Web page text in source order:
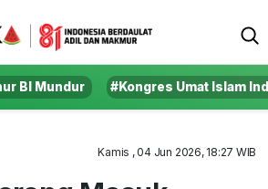
BI Mundur #Kongres Umat Islam
Kamis , 04 Jun 2026, 18:27 WIB